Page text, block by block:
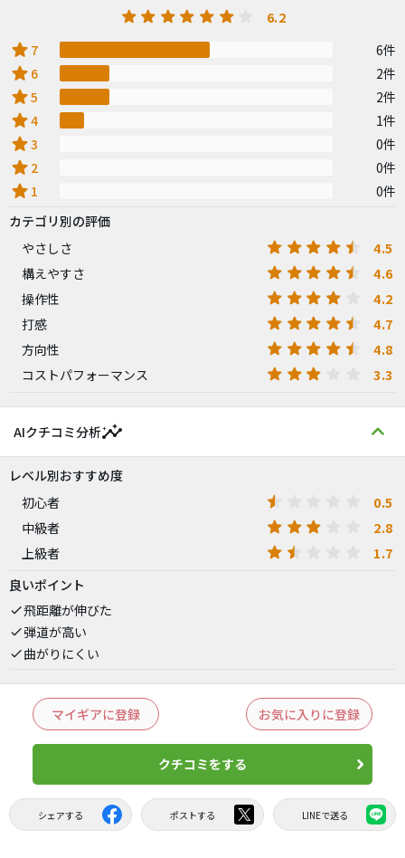
6.2
star 7 6件
star 6 2件
star5 2件
star4 1件
star3 0件
star 2 0件
star 1
0件
カテゴリ別の評価
やさしさ
4.5
構えやすさ 4.6
操作性 4.2
打感 4.7
方向性 4.8
コストパフォーマンス 3.3
AIクチコミ分析insights
レベル別おすすめ度
初心者
0.5
中級者 2.8
上級者 1.7
良いポイント
飛距離が伸びた
弾道が高い
曲がりにくい
マイギアに登録 お気に入りに登録
クチコミをする
シェアする ポストする LINEで送る